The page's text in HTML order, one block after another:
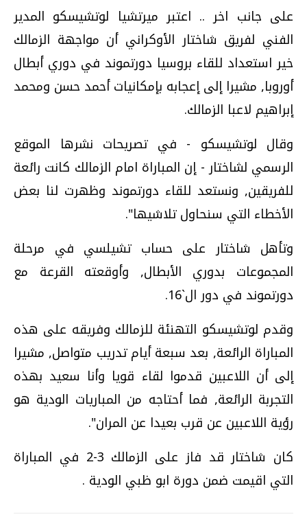
على جانب اخر .. اعتبر ميرتشيا لوتشيسكو المدير
الفني لفريق شاختار الأوكراني أن مواجهة الزمالك
خير استعداد للقاء بروسيا دورتموند في دوري أبطال
أوروبا, مشيرا إلى إعجابه بإمكانيات أحمد حسن ومحمد
إبراهيم لاعبا الزمالك.
وقال لوتشيسكو - في تصريحات نشرها الموقع
الرسمي لشاختار - إن المباراة امام الزمالك كانت رائعة
للفريقين, ونستعد للقاء دورتموند وظهرت لنا بعض
الأخطاء التي سنحاول تلاشيها".
وتأهل شاختار على حساب تشيلسي في مرحلة
المجموعات بدوري الأبطال, وأوقعته القرعة مع
دورتموند في دور ال`16.
وقدم لوتشيسكو التهنئة للزمالك وفريقه على هذه
المباراة الرائعة, بعد سبعة أيام تدريب متواصل, مشيرا
إلى أن اللاعبين قدموا لقاء قويا وأنا سعيد بهذه
التجربة الرائعة, فما أحتاجه من المباريات الودية هو
رؤية اللاعبين عن قرب بعيدا عن المران".
كان شاختار قد فاز على الزمالك 3-2 في المباراة
التي اقيمت ضمن دورة ابو ظبي الودية .